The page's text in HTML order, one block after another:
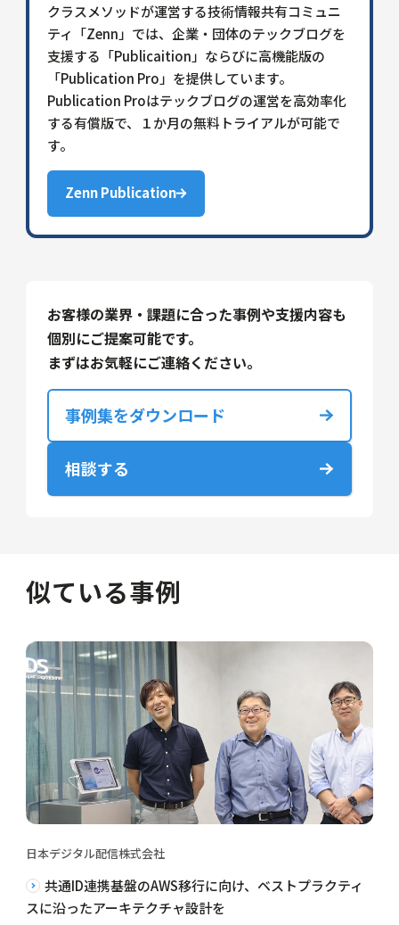
クラスメソッドが運営する技術情報共有コミュニ
ティ「Zenn」では、企業・団体のテックブログを
支援する「Publicaition」ならびに高機能版の
「Publication Pro」を提供しています。
Publication Proはテックブログの運営を高効率化
する有償版で、１か月の無料トライアルが可能で
す。
Zenn Publication
お客様の業界・課題に合った事例や支援内容も
個別にご提案可能です。
まずはお気軽にご連絡ください。
事例集をダウンロード
相談する
似ている事例
日本デジタル配信株式会社
共通ID連携基盤のAWS移行に向け、ベストプラクティ
スに沿ったアーキテクチャ設計を